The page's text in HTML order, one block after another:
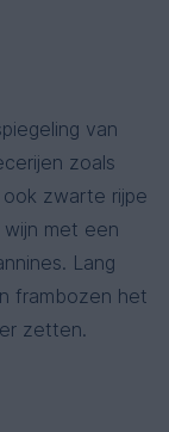
van
zoals
zwarte rijpe
met een
Lang
frambozen het
zetten.